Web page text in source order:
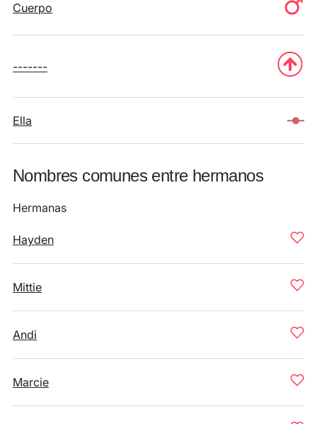
Cuerpo
-------
Ella
Nombres comunes entre hermanos
Hermanas
Hayden
Mittie
Andi
Marcie